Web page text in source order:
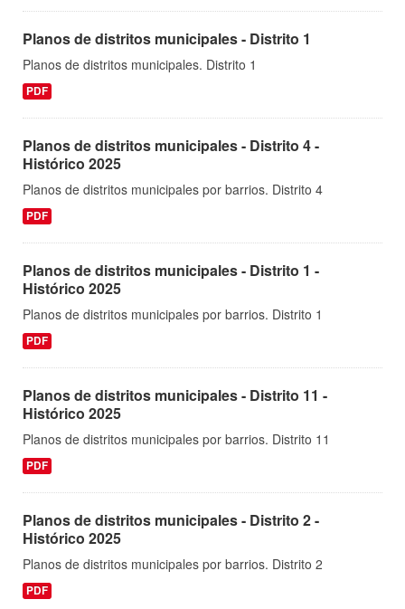
Planos de distritos municipales - Distrito 1
Planos de distritos municipales. Distrito 1
PDF
Planos de distritos municipales - Distrito 4 -
Histórico 2025
Planos de distritos municipales por barrios. Distrito 4
PDF
Planos de distritos municipales - Distrito 1 -
Histórico 2025
Planos de distritos municipales por barrios. Distrito 1
PDF
Planos de distritos municipales - Distrito 11 -
Histórico 2025
Planos de distritos municipales por barrios. Distrito 11
PDF
Planos de distritos municipales - Distrito 2 -
Histórico 2025
Planos de distritos municipales por barrios. Distrito 2
PDF